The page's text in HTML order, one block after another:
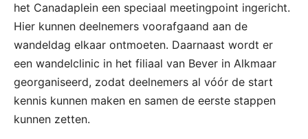
het Canadaplein een speciaal meetingpoint ingericht.
Hier kunnen deelnemers voorafgaand aan de
wandeldag elkaar ontmoeten. Daarnaast wordt er
een wandelclinic in het filiaal van Bever in Alkmaar
georganiseerd, zodat deelnemers al vóór de start
kennis kunnen maken en samen de eerste stappen
kunnen zetten.